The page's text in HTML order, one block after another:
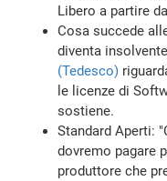
Libero a partire
Cosa succede
diventa
(Tedesco)
le licenze di
sostiene.
Standard Aperti:
dovremo pagare
produttore che